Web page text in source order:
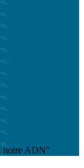
notre ADN"